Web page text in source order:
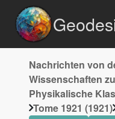
Nachrichten von
Wissenschaften
Physikalische
Tome 1921 (1921)